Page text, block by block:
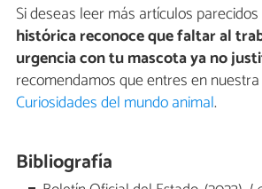
Si deseas leer más artículos
histórica reconoce que faltar al
urgencia con tu mascota ya no
recomendamos que entres en
Curiosidades del mundo animal.
Bibliografía